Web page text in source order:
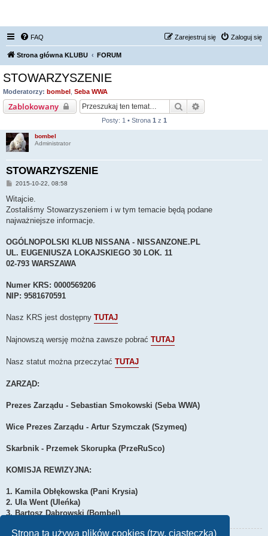
Strona ta używa plików cookies (tzw. ciasteczka)
FAQ Zaloguj się
Zarejestruj się
Strona główna KLUBU FORUM
STOWARZYSZENIE
Moderatorzy: bombel Seba WWA
Zablokowany Szukaj
Posty: 1 • Strona 1 z 1
bombel
Administrator
STOWARZYSZENIE
P
s
2015-10-22, 08:58
Witajcie.
Zostaliśmy Stowarzyszeniem i w tym temacie będą podane
najważniejsze informacje.
OGÓLNOPOLSKI KLUB NISSANA - NISSANZONE.PL
UL. EUGENIUSZA LOKAJSKIEGO 30 LOK. 11
02-793 WARSZAWA
Numer KRS: 0000569206
NIP: 9581670591
Nasz KRS jest dostępny TUTAJ
Najnowszą wersję można zawsze pobrać TUTAJ
Nasz statut można przeczytać TUTAJ
ZARZĄD:
Prezes Zarządu - Sebastian Smokowski (Seba WWA)
Wice Prezes Zarządu - Artur Szymczak (Szymeq)
Skarbnik - Przemek Skorupka (PrzeRuSco)
KOMISJA REWIZYJNA:
1. Kamila Obłękowska (Pani Krysia)
2. Ula Went (Uleńka)
3. Bartosz Dąbrowski (Bombel)
Ostatnio zmieniony 1970-01-01, 01:00 przezbombel, łącznie zmieniany 1 raz.